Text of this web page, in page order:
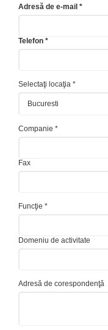
Adresă de e-mail *
Telefon *
Selectaţi locaţia *
Companie *
Fax
Funcţie *
Domeniu de activitate
Adresă de corespondenţă